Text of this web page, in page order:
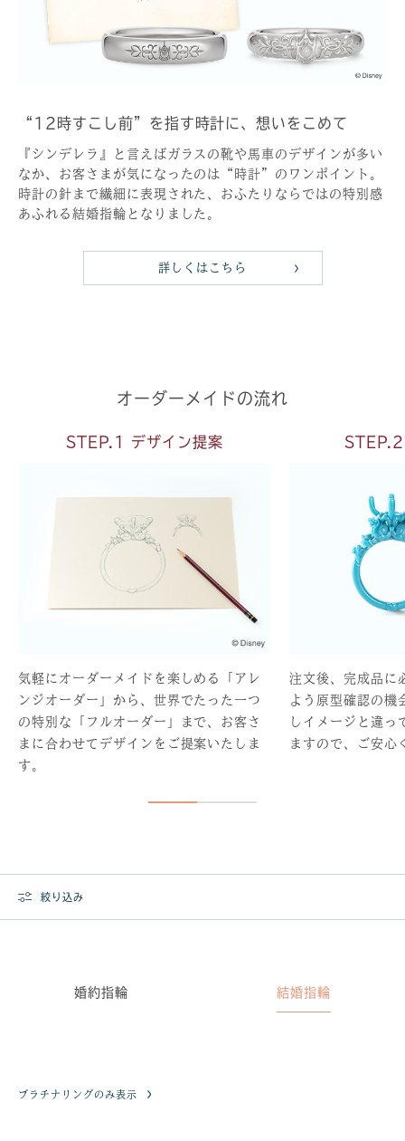
“12時すこし前”を指す時計に、想いをこめて
『シンデレラ』と言えばガラスの靴や馬車のデザインが多い
なか、お客さまが気になったのは“時計”のワンポイント。
時計の針まで繊細に表現された、おふたりならではの特別感
あふれる結婚指輪となりました。
詳しくはこちら
オーダーメイドの流れ
STEP.1 デザイン提案
気軽にオーダーメイドを楽しめる「アレ
ンジオーダー」から、世界でたった一つ
の特別な「フルオーダー」まで、お客さ
まに合わせてデザインをご提案いたしま
す。
STEP.2
注文後、完成品に
よう原型確認の機
しイメージと違っ
ますので、ご安心
絞り込み
婚約指輪 結婚指輪
プラチナリングのみ表示